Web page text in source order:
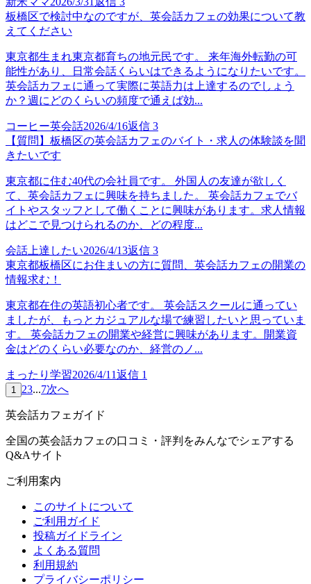
板橋区で検討中なのですが、英会話カフェの効果について教
えてください
東京都生まれ東京都育ちの地元民です。 来年海外転勤の可
能性があり、日常会話くらいはできるようになりたいです。
英会話カフェに通って実際に英語力は上達するのでしょう
か？週にどのくらいの頻度で通えば効...
コーヒー英会話2026/4/16返信 3
【質問】板橋区の英会話カフェのバイト・求人の体験談を聞
きたいです
東京都に住む40代の会社員です。 外国人の友達が欲しく
て、英会話カフェに興味を持ちました。 英会話カフェでバ
イトやスタッフとして働くことに興味があります。求人情報
はどこで見つけられるのか、どの程度...
会話上達したい2026/4/13返信 3
東京都板橋区にお住まいの方に質問、英会話カフェの開業の
情報求む！
東京都在住の英語初心者です。 英会話スクールに通ってい
ましたが、もっとカジュアルな場で練習したいと思っていま
す。 英会話カフェの開業や経営に興味があります。開業資
金はどのくらい必要なのか、経営のノ...
まったり学習2026/4/11返信 1
1 23...7次へ
英会話カフェガイド
全国の英会話カフェの口コミ・評判をみんなでシェアする
Q&Aサイト
ご利用案内
このサイトについて
ご利用ガイド
投稿ガイドライン
よくある質問
利用規約
プライバシーポリシー